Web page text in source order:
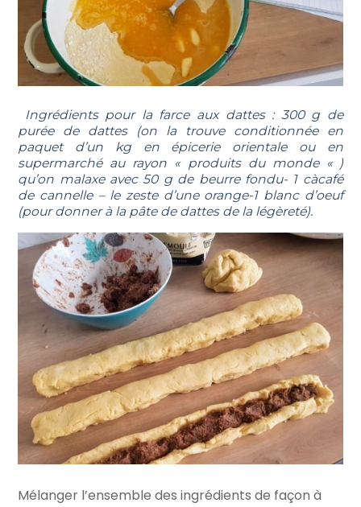
Ingrédients pour la farce aux dattes : 300 g de
purée de dattes (on la trouve conditionnée en
paquet d’un kg en épicerie orientale ou en
supermarché au rayon « produits du monde « )
qu’on malaxe avec 50 g de beurre fondu- 1 càcafé
de cannelle – le zeste d’une orange-1 blanc d’oeuf
(pour donner à la pâte de dattes de la légèreté).
Mélanger l’ensemble des ingrédients de façon à